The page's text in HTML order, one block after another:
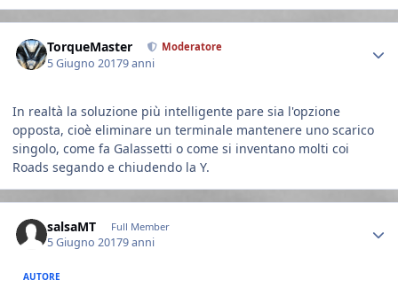
TorqueMaster Moderatore
5 Giugno 20179 anni
In realtà la soluzione più intelligente pare sia l'opzione
opposta, cioè eliminare un terminale mantenere uno scarico
singolo, come fa Galassetti o come si inventano molti coi
Roads segando e chiudendo la Y.
salsaMT Full Member
5 Giugno 20179 anni
AUTORE